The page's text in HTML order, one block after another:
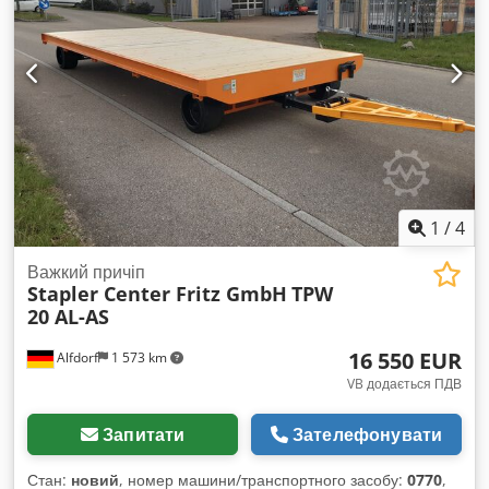
350 Потужність головного двигуна, кВт: 45 Довжина машини,
мм: 3 100 Ширина машини, мм: 1 900 Висота машини, мм:
3 900 Вага машини, кг: 27 000
1 /4
Alfdorf 1 573 km
Важкий причіп
Stapler Center Fritz GmbH TPW
20 AL-AS
16 550 EUR
VB додається ПДВ
Запитати Зателефонувати
Стан: новий, номер машини/транспортного засобу: 0770,